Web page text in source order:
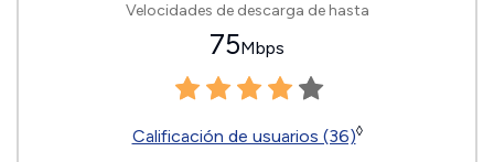
Velocidades de descarga de hasta
75Mbps
Calificación de usuarios (36)◊